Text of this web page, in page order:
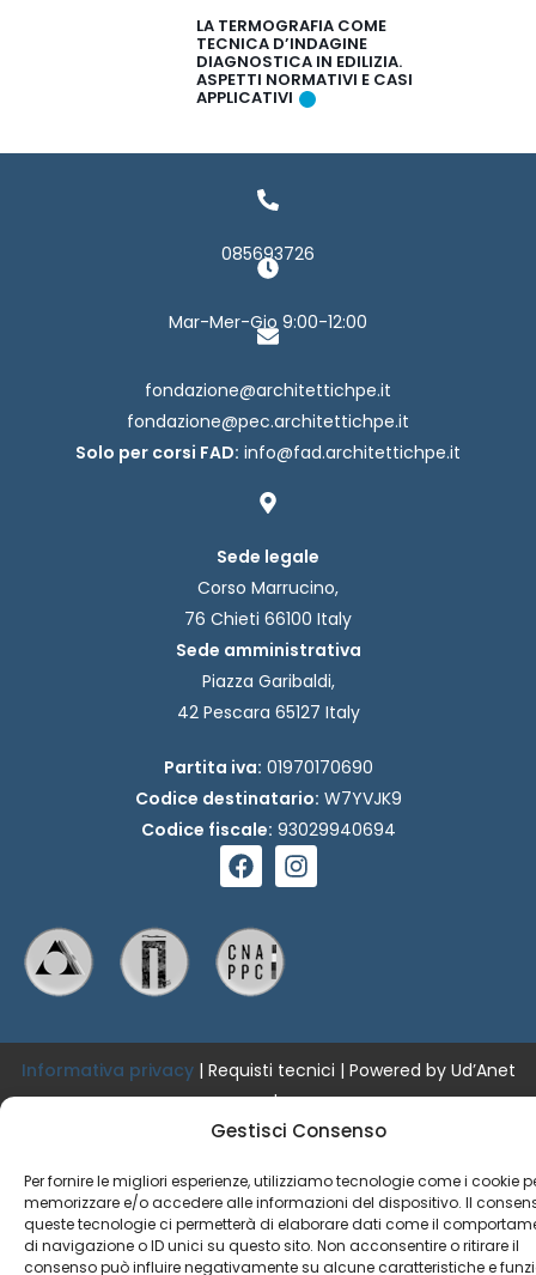
Gestisci Consenso
Per fornire le migliori esperienze, utilizziamo tecnologie come i cookie
memorizzare e/o accedere alle informazioni del dispositivo. Il
queste tecnologie ci permetterà di elaborare dati come il
di navigazione o ID unici su questo sito. Non acconsentire o ritirare il
consenso può influire negativamente su alcune caratteristiche e
LA TERMOGRAFIA COME
TECNICA D’INDAGINE
DIAGNOSTICA IN EDILIZIA.
ASPETTI NORMATIVI E CASI
APPLICATIVI
085693726
Mar-Mer-Gio 9:00-12:00
fondazione@architettichpe.it
fondazione@pec.architettichpe.it
Solo per corsi FAD: info@fad.architettichpe.it
Sede legale
Corso Marrucino,
76 Chieti 66100 Italy
Sede amministrativa
Piazza Garibaldi,
42 Pescara 65127 Italy
Partita iva: 01970170690
Codice destinatario: W7YVJK9
Codice fiscale: 93029940694
F
a
e
b
o
o
I
n
m
Informativa privacy | Requisti tecnici | Powered by Ud’Anet
srl
Copyright © Fondazione Architetti Chieti Pescara